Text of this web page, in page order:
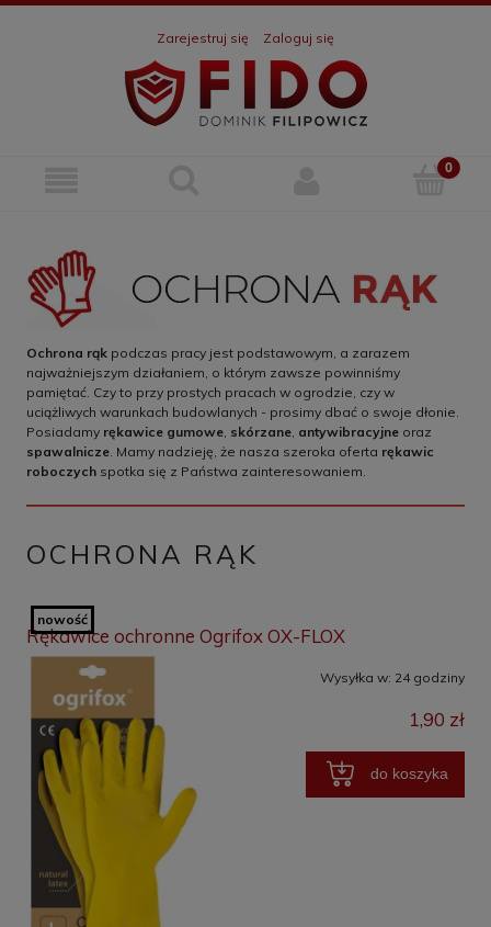
Zarejestruj się Zaloguj się
Ochrona rąk podczas pracy jest podstawowym, a zarazem
najważniejszym działaniem, o którym zawsze powinniśmy
pamiętać. Czy to przy prostych pracach w ogrodzie, czy w
uciążliwych warunkach budowlanych - prosimy dbać o swoje dłonie.
Posiadamy rękawice gumowe, skórzane, antywibracyjne oraz
spawalnicze. Mamy nadzieję, że nasza szeroka oferta rękawic
roboczych spotka się z Państwa zainteresowaniem.
OCHRONA RĄK
Rękawice ochronne Ogrifox OX-FLOX
Wysyłka w: 24 godziny
1,90 zł
do koszyka
nowość